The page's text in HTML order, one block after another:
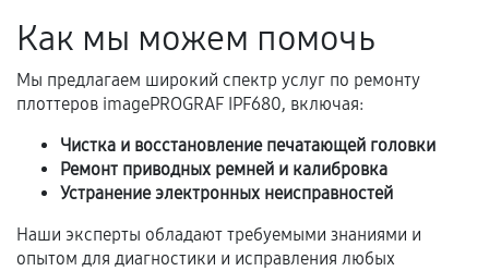
Самостоятельный ремонт или вмешательство
Естественный износ деталей, если иное не
Обращение после окончания гарантийного
срока.
Программные сбои, если это не указано в
отдельных условиях.
Как мы можем помочь
Мы предлагаем широкий спектр услуг по ремонту
плоттеров imagePROGRAF IPF680, включая:
Чистка и восстановление печатающей головки
Ремонт приводных ремней и калибровка
Устранение электронных неисправностей
Наши эксперты обладают требуемыми знаниями и
опытом для диагностики и исправления любых